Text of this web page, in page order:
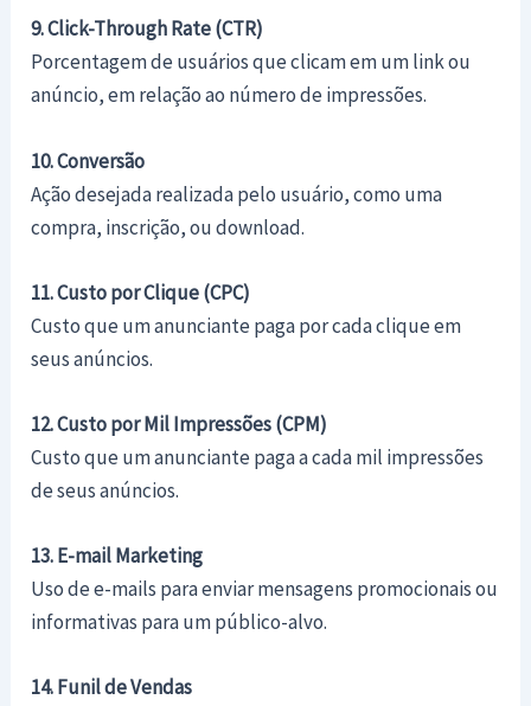
9. Click-Through Rate (CTR)
Porcentagem de usuários que clicam em um link ou
anúncio, em relação ao número de impressões.
10. Conversão
Ação desejada realizada pelo usuário, como uma
compra, inscrição, ou download.
11. Custo por Clique (CPC)
Custo que um anunciante paga por cada clique em
seus anúncios.
12. Custo por Mil Impressões (CPM)
Custo que um anunciante paga a cada mil impressões
de seus anúncios.
13. E-mail Marketing
Uso de e-mails para enviar mensagens promocionais ou
informativas para um público-alvo.
14. Funil de Vendas